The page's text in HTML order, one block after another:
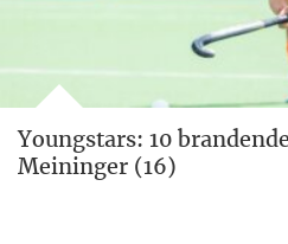
Youngstars: 10
Meininger (16)